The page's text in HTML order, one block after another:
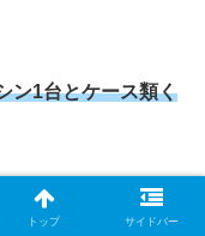
ン1台とケース類く
れば 公式大会の車
トップ サイドバー